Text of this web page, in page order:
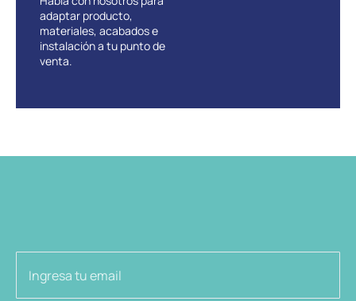
adaptar producto,
materiales, acabados e
instalación a tu punto de
venta.